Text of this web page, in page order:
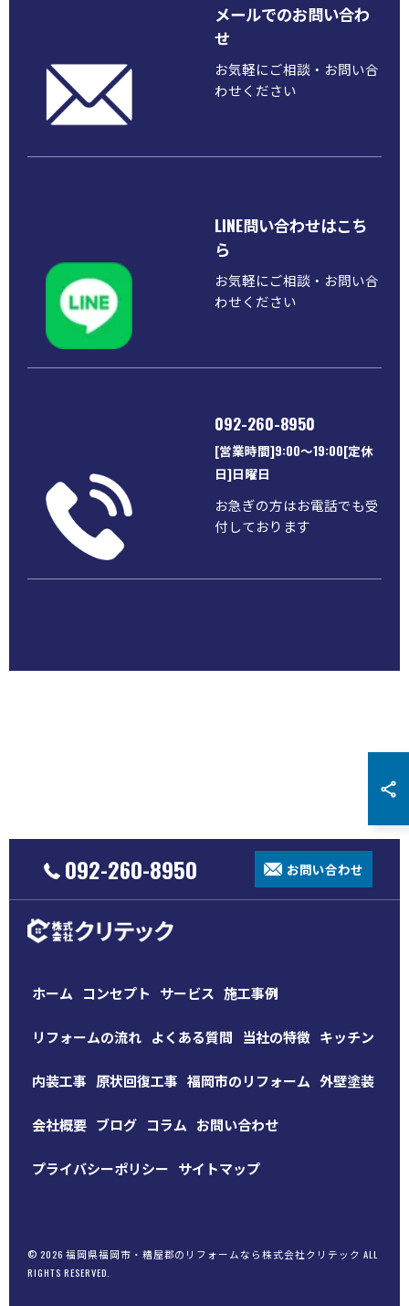
メールでのお問い合わ
せ
お気軽にご相談・お問い合
わせください
LINE問い合わせはこち
ら
お気軽にご相談・お問い合
わせください
092-260-8950
[営業時間]9:00～19:00[定休
日]日曜日
お急ぎの方はお電話でも受
付しております
092-260-8950 お問い合わせ
ホーム コンセプト サービス 施工事例
リフォームの流れ よくある質問 当社の特徴 キッチン
内装工事 原状回復工事 福岡市のリフォーム 外壁塗装
会社概要 ブログ コラム お問い合わせ
プライバシーポリシー サイトマップ
© 2026 福岡県福岡市・糟屋郡のリフォームなら株式会社クリテック ALL
RIGHTS RESERVED.